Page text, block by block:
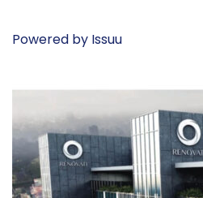
Powered by Issuu